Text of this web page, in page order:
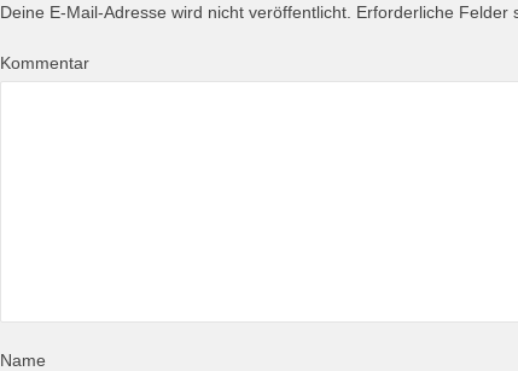
Deine E-Mail-Adresse wird nicht veröffentlicht. Erforderliche Felder
Kommentar
Name